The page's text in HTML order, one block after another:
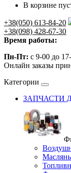
В корзине
+38(050) 613-84-20
+38(098) 428-67-30
Время работы:
Пн-Пт: с 9-00 до
Онлайн заказы
Категории
ЗАПЧАСТИ